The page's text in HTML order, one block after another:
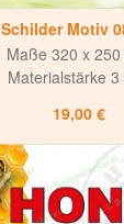
Schilder Motiv
19,00 €
Maße 320 x 250
Materialstärke 3
mattem UV-Lack
und
und
für Innen und
4-fach